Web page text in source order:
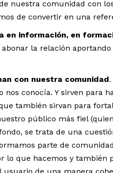
nuestra comunidad con
de convertir en una
en información, en
la relación
con nuestra comunidad
conocía. Y sirven para
también sirvan para
público más fiel
se trata de una
parte de
lo que hacemos y también